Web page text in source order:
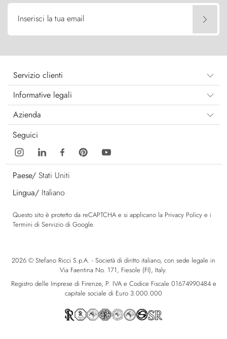
Inserisci la tua email
Servizio clienti
Informative legali
Azienda
Seguici
Paese/ Stati Uniti
Lingua/ Italiano
Questo sito è protetto da reCAPTCHA e si applicano la Privacy Policy e i
Termini di Servizio di Google.
2026 © Stefano Ricci S.p.A. - Società di diritto italiano, con sede legale in
Via Faentina No. 171, Fiesole (FI), Italy.
Registro delle Imprese di Firenze, P. IVA e Codice Fiscale 01674990484 e
capitale sociale di Euro 3.000.000